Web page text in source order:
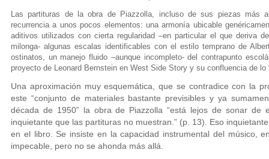
Las partituras de la obra de Piazzolla, incluso de sus piezas más
recurrencia a unos pocos elementos: una armonía ubicable
aditivos utilizados con cierta regularidad –en particular el que deriva
milonga- algunas escalas identificables con el estilo temprano de
ostinatos, un manejo fluido –aunque incompleto- del contrapunto
proyecto de Leonard Bernstein en West Side Story y su confluencia de lo
Una aproximación muy esquemática, que se contradice con la
este “conjunto de materiales bastante previsibles y ya
década de 1950” la obra de Piazzolla “está lejos de sonar de
inquietante que las partituras no muestran.” (p. 13). Eso
en el libro. Se insiste en la capacidad instrumental del músico,
impecable, pero no se ahonda más allá.